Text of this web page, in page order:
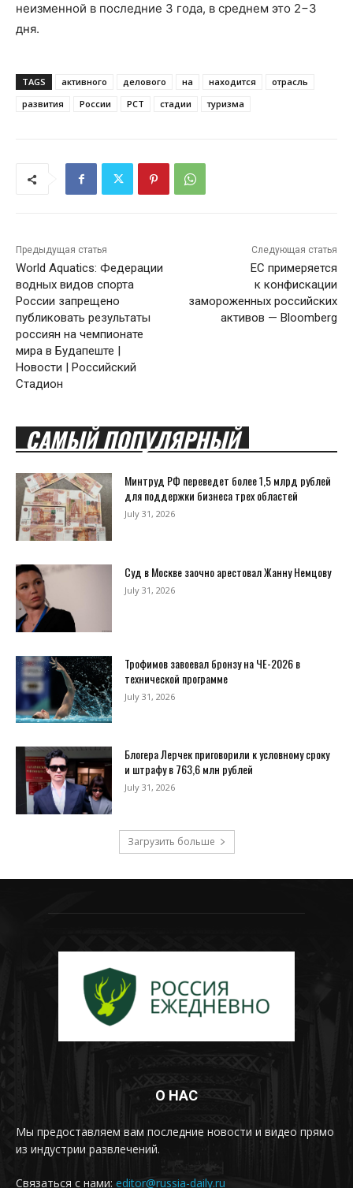
неизменной в последние 3 года, в среднем это 2−3
дня.
TAGS активного делового на находится
отрасль
развития
России РСТ стадии туризма
Предыдущая статья
World Aquatics: Федерации
водных видов спорта
России запрещено
публиковать результаты
россиян на чемпионате
мира в Будапеште |
Новости | Российский
Стадион
Следующая статья
ЕС примеряется
к конфискации
замороженных российских
активов — Bloomberg
САМЫЙ ПОПУЛЯРНЫЙ
Минтруд РФ переведет более 1,5 млрд рублей
для поддержки бизнеса трех областей
July 31, 2026
Суд в Москве заочно арестовал Жанну Немцову
July 31, 2026
Трофимов завоевал бронзу на ЧЕ-2026 в
технической программе
July 31, 2026
Блогера Лерчек приговорили к условному сроку
и штрафу в 763,6 млн рублей
July 31, 2026
Загрузить больше
О НАС
Мы предоставляем вам последние новости и видео прямо
из индустрии развлечений.
Связаться с нами: editor@russia-daily.ru